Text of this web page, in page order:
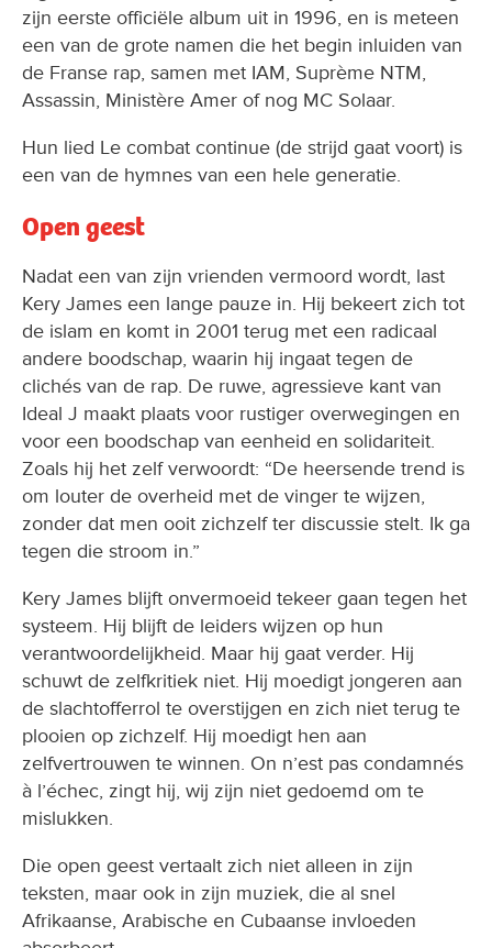
zijn eerste officiële album uit in 1996, en is meteen
een van de grote namen die het begin inluiden van
de Franse rap, samen met IAM, Suprème NTM,
Assassin, Ministère Amer of nog MC Solaar.
Hun lied Le combat continue (de strijd gaat voort) is
een van de hymnes van een hele generatie.
Open geest
Nadat een van zijn vrienden vermoord wordt, last
Kery James een lange pauze in. Hij bekeert zich tot
de islam en komt in 2001 terug met een radicaal
andere boodschap, waarin hij ingaat tegen de
clichés van de rap. De ruwe, agressieve kant van
Ideal J maakt plaats voor rustiger overwegingen en
voor een boodschap van eenheid en solidariteit.
Zoals hij het zelf verwoordt: “De heersende trend is
om louter de overheid met de vinger te wijzen,
zonder dat men ooit zichzelf ter discussie stelt. Ik ga
tegen die stroom in.”
Kery James blijft onvermoeid tekeer gaan tegen het
systeem. Hij blijft de leiders wijzen op hun
verantwoordelijkheid. Maar hij gaat verder. Hij
schuwt de zelfkritiek niet. Hij moedigt jongeren aan
de slachtofferrol te overstijgen en zich niet terug te
plooien op zichzelf. Hij moedigt hen aan
zelfvertrouwen te winnen. On n’est pas condamnés
à l’échec, zingt hij, wij zijn niet gedoemd om te
mislukken.
Die open geest vertaalt zich niet alleen in zijn
teksten, maar ook in zijn muziek, die al snel
Afrikaanse, Arabische en Cubaanse invloeden